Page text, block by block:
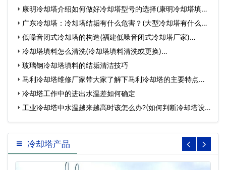
康明冷却塔介绍如何做好冷却塔型号的选择(康明冷却塔填料)
… 广东冷却塔：冷却塔结垢有什么危害？(大型冷却塔有什么危
害)…
低噪音闭式冷却塔的构造(福建低噪音闭式冷却塔厂家)…
冷却塔填料怎么清洗(冷却塔填料清洗或更换)…
玻璃钢冷却塔填料的结垢清洁技巧
马利冷却塔维修厂家带大家了解下马利冷却塔的主要特点有
哪…冷却塔工作中的进出水温差如何确定
工业冷却塔中水温越来越高时该怎么办?(如何判断冷却塔设
备…
冷却塔产品